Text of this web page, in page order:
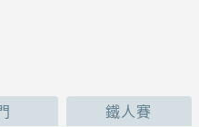
鐵人賽